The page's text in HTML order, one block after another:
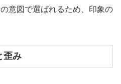
意図で選ばれるため、印象の
歪み